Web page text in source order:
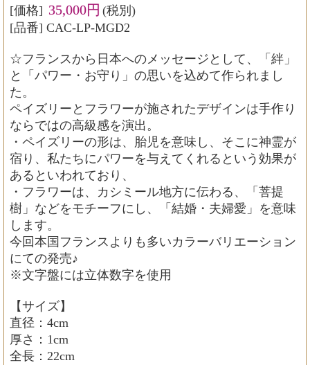
[価格] 35,000円 (税別)
[品番] CAC-LP-MGD2
☆フランスから日本へのメッセージとして、「絆」
と「パワー・お守り」の思いを込めて作られまし
た。
ペイズリーとフラワーが施されたデザインは手作り
ならではの高級感を演出。
・ペイズリーの形は、胎児を意味し、そこに神霊が
宿り、私たちにパワーを与えてくれるという効果が
あるといわれており、
・フラワーは、カシミール地方に伝わる、「菩提
樹」などをモチーフにし、「結婚・夫婦愛」を意味
します。
今回本国フランスよりも多いカラーバリエーション
にての発売♪
※文字盤には立体数字を使用
【サイズ】
直径：4cm
厚さ：1cm
全長：22cm